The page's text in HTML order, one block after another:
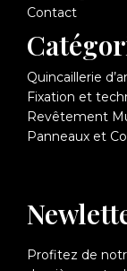
Contact
Quincaillerie
Fixation et
Revêtement
Panneaux et
Profitez de